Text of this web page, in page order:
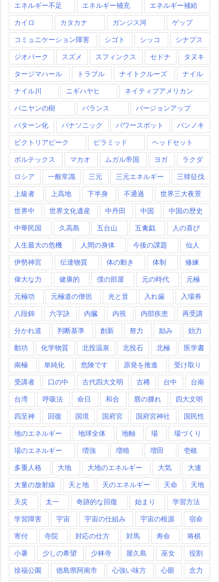
エネルギー不足 エネルギー補充 エネルギー補給
カイロ カタカナ ガンジス河 ゲップ
コミュニケーション障害 シゴト シッコ シナプス
ジオパーク スズメ スフィンクス セドナ タヌキ
タージマハール トラブル ナイトクルーズ ナイル
ナイル川 ニギハヤヒ ネイティブアメリカン
バニヤンの樹 バランス バージョンアップ
パターン化 パナソニック パワースポット パンノキ
ビクトリアピーク ピラミッド ヘッドセット
ボルテックス マカオ ムガル帝国 ヨガ ラクダ
ロシア 一般常識 三元 三元エネルギー 三韓征伐
上級者 上高地 下半身 不通過 世界三大夜景
世界中 世界文化遺産 中丹田 中国 中国の歴史
中華民国 久高島 五台山 五禽戯 人の喜び
人生最大の危機 人間の身体 今後の課題 仙人
伊勢神宮 伝達物質 体の動き 体制 修練
偉大な力 健康的 僕の部屋 元の時代 元極
元極功 元極道の僧侶 光と音 入れ歯 入場券
八段錦 六字訣 内臓 内視 内部疾患 再受講
分かれ道 判断基準 創新 努力 励み 効力
動功 化学物質 北投温泉 北投石 北極 医学書
南極 単純化 危険です 原発を推進 受け取り
受講者 口の中 古代四大文明 古稀 台中 台南
台湾 呼吸法 命日 和合 唇の腫れ 四大文明
四至神 回復 国境 国府宮 国府宮神社 国民性
地のエネルギー 地球全体 地軸 場 場づくり
場のエネルギー 増強 増殖 増田 壱岐
多重人格 大地 大地のエネルギー 大気 大連
大量の放射線 天と地 天のエネルギー 天命 天地
天災 太一 奇跡的な回復 始まり 学習方法
学習障害 宇宙 宇宙の仕組み 宇宙の根源 宿命
寄付 寺院 対応の仕方 対馬 寿命 将棋
小暑 少しの希望 少林寺 屋久島 巫女 役割
徐福公園 徳島県阿南市 心強い味方 心眼 念力